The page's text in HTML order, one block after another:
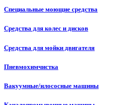
Специальные моющие средства
Средства для колес и дисков
Средства для мойки двигателя
Пневмохимчистка
Вакуумные/илососные машины